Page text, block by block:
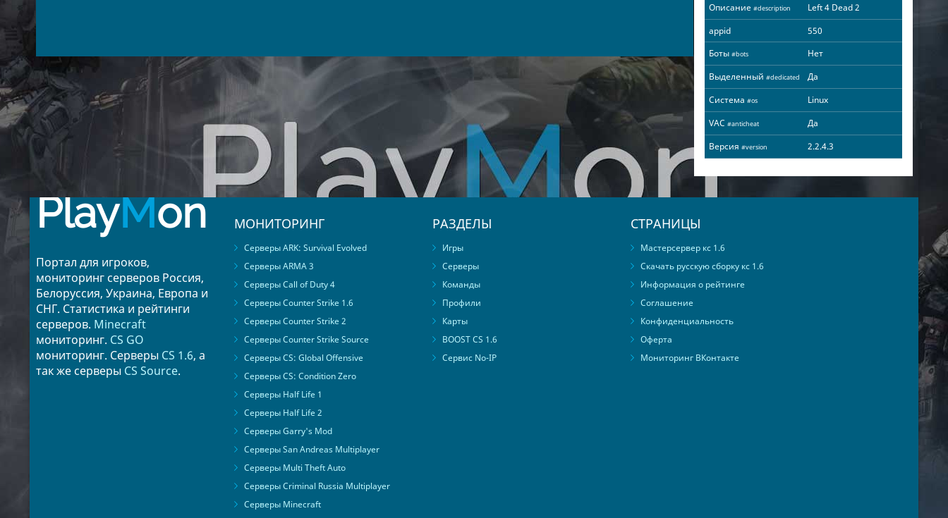
Описание #description
Left 4 Dead 2
appid
550
Боты #bots
Нет
Выделенный #dedicated
Да
Система #os
Linux
VAC #anticheat
Да
Версия #version 2.2.4.3
PlayMon
Портал для игроков,
мониторинг серверов Россия,
Белоруссия, Украина, Европа и
СНГ. Статистика и рейтинги
серверов. Minecraft
мониторинг. CS GO
мониторинг. Серверы CS 1.6, а
так же серверы CS Source.
МОНИТОРИНГ
Серверы ARK: Survival Evolved
Серверы ARMA 3
Серверы Call of Duty 4
Серверы Counter Strike 1.6
Серверы Counter Strike 2
Серверы Counter Strike Source
Серверы CS: Global Offensive
Серверы CS: Condition Zero
Серверы Half Life 1
Серверы Half Life 2
Серверы Garry's Mod
Серверы San Andreas Multiplayer
Серверы Multi Theft Auto
Серверы Criminal Russia Multiplayer
Серверы Minecraft
РАЗДЕЛЫ
Игры
Серверы
Команды
Профили
Карты
BOOST CS 1.6
Сервис No-IP
СТРАНИЦЫ
Мастерсервер кс 1.6
Скачать русскую сборку кс 1.6
Информация о рейтинге
Соглашение
Конфиденциальность
Оферта
Мониторинг ВКонтакте